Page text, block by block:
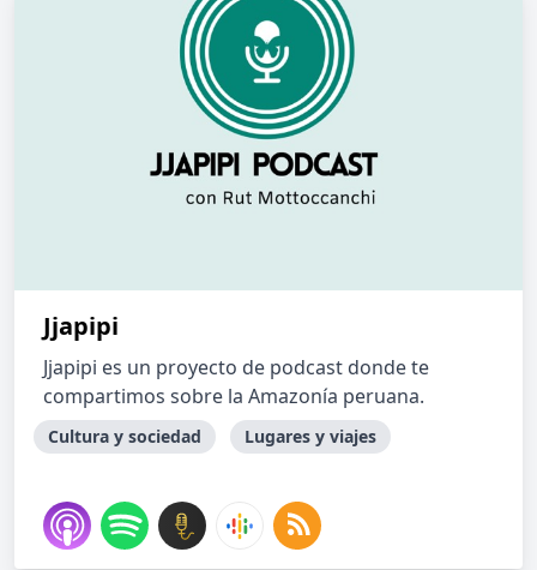
Jjapipi
Jjapipi es un proyecto de podcast donde te
compartimos sobre la Amazonía peruana.
Cultura y sociedad Lugares y viajes